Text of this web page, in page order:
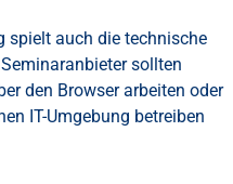
spielt auch die technische
sollten
den Browser arbeiten oder
IT-Umgebung betreiben